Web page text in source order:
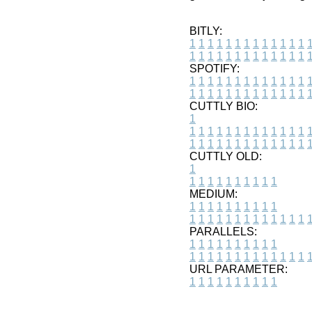
BITLY:
1 1 1 1 1 1 1 1 1 1 1 1 1 1
1 1 1 1 1 1 1 1 1 1 1 1 1 1
SPOTIFY:
1 1 1 1 1 1 1 1 1 1 1 1 1 1
1 1 1 1 1 1 1 1 1 1 1 1 1 1
CUTTLY BIO:
1
1 1 1 1 1 1 1 1 1 1 1 1 1 1
1 1 1 1 1 1 1 1 1 1 1 1 1 1
CUTTLY OLD:
1
1 1 1 1 1 1 1 1 1 1
MEDIUM:
1 1 1 1 1 1 1 1 1 1
1 1 1 1 1 1 1 1 1 1 1 1 1 1
PARALLELS:
1 1 1 1 1 1 1 1 1 1
1 1 1 1 1 1 1 1 1 1 1 1 1 1
URL PARAMETER:
1 1 1 1 1 1 1 1 1 1